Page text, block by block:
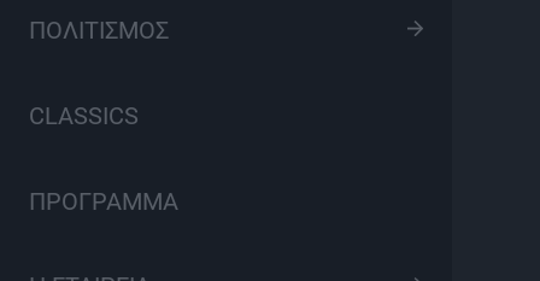
ΠΟΛΙΤΙΣΜΟΣ
CLASSICS
ΠΡΟΓΡΑΜΜΑ
Κρήτες Καλλιτέχνες